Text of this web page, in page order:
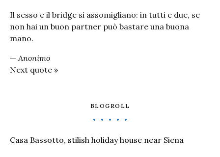
Il sesso e il bridge si assomigliano: in tutti e due, se
non hai un buon partner può bastare una buona
mano.
—Anonimo
Next quote »
BLOGROLL
Casa Bassotto, stilish holiday house near Siena